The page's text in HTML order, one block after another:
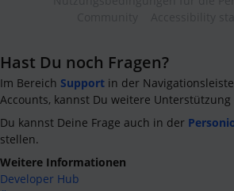
Hast Du noch Fragen?
Im Bereich Support in der
Accounts, kannst Du weitere
Du kannst Deine Frage auch in der
stellen.
Weitere Informationen
Developer Hub